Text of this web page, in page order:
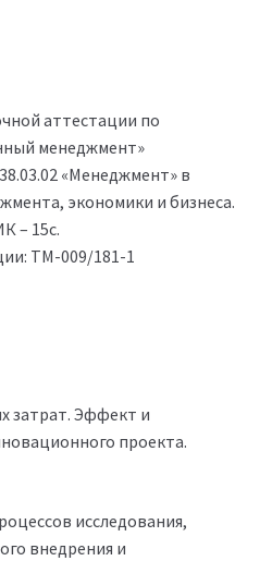
аттестации по
менеджмент»
«Менеджмент» в
экономики и бизнеса.
– 15с.
ТМ-009/181-1
затрат. Эффект и
проекта.
исследования,
внедрения и